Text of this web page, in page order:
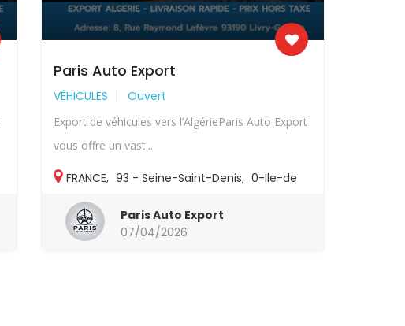
Paris Auto Export
VÉHICULES Ouvert
Export de véhicules vers l’AlgérieParis Auto Export
vous offre un vast...
FRANCE, 93 - Seine-Saint-Denis, 0-Ile-de
France,
Paris Auto Export
07/04/2026